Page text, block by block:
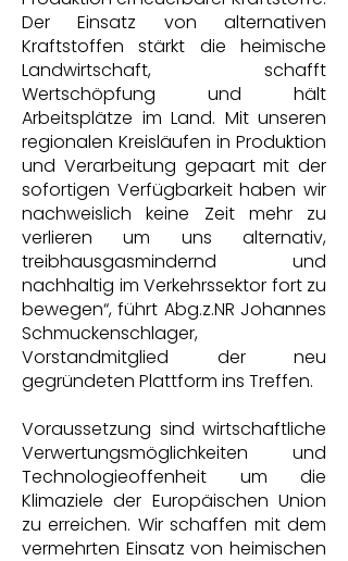
Der Einsatz von alternativen
Kraftstoffen stärkt die heimische
Landwirtschaft, schafft
Wertschöpfung und hält
Arbeitsplätze im Land. Mit unseren
regionalen Kreisläufen in Produktion
und Verarbeitung gepaart mit der
sofortigen Verfügbarkeit haben wir
nachweislich keine Zeit mehr zu
verlieren um uns alternativ,
treibhausgasmindernd und
nachhaltig im Verkehrssektor fort zu
bewegen“, führt Abg.z.NR Johannes
Schmuckenschlager,
Vorstandmitglied der neu
gegründeten Plattform ins Treffen.
Voraussetzung sind wirtschaftliche
Verwertungsmöglichkeiten und
Technologieoffenheit um die
Klimaziele der Europäischen Union
zu erreichen. Wir schaffen mit dem
vermehrten Einsatz von heimischen